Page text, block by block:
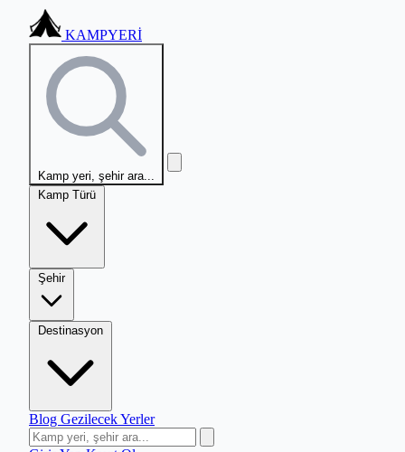
KAMPYERİ
Kamp yeri, şehir ara...
Kamp Türü
Şehir
Destinasyon
Blog Gezilecek Yerler